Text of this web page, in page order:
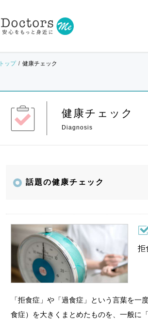
トップ 健康チェック
健康チェック
話題の健康チェック
拒
「拒食症」や「過食症」という言葉を
食症）を大きくまとめたものを、一般に